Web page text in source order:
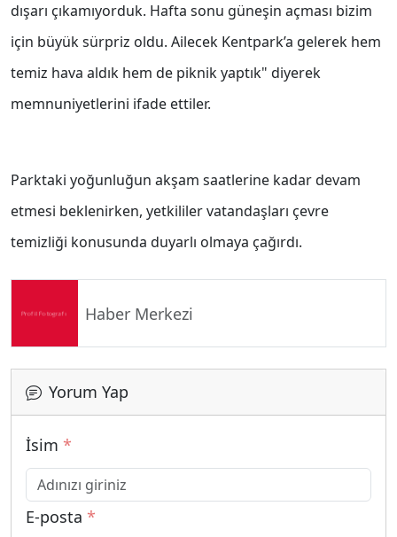
dışarı çıkamıyorduk. Hafta sonu güneşin açması bizim
için büyük sürpriz oldu. Ailecek Kentpark’a gelerek hem
temiz hava aldık hem de piknik yaptık" diyerek
memnuniyetlerini ifade ettiler.
Parktaki yoğunluğun akşam saatlerine kadar devam
etmesi beklenirken, yetkililer vatandaşları çevre
temizliği konusunda duyarlı olmaya çağırdı.
Haber Merkezi
Yorum Yap
İsim *
E-posta *